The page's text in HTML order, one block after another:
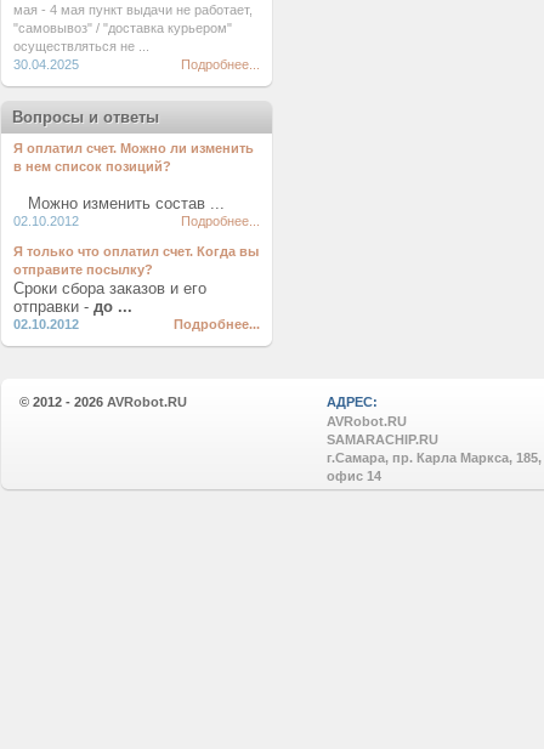
мая - 4 мая пункт выдачи не работает,
"самовывоз" / "доставка курьером"
осуществляться не ...
30.04.2025
Подробнее...
Вопросы и ответы
Я оплатил счет. Можно ли изменить
в нем список позиций?
Можно изменить состав ...
02.10.2012 Подробнее...
Я только что оплатил счет. Когда вы
отправите посылку?
Сроки сбора заказов и его
отправки - до ...
02.10.2012 Подробнее...
© 2012 - 2026 AVRobot.RU
АДРЕС:
AVRobot.RU
SAMARACHIP.RU
г.Самара, пр. Карла Маркса, 185,
офис 14